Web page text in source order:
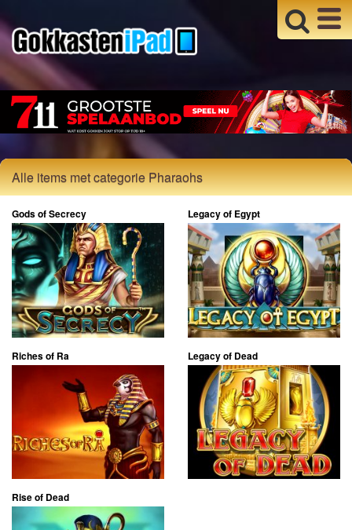
Alle items met categorie Pharaohs
Gods of Secrecy Legacy of Egypt
Riches of Ra Legacy of Dead
Rise of Dead